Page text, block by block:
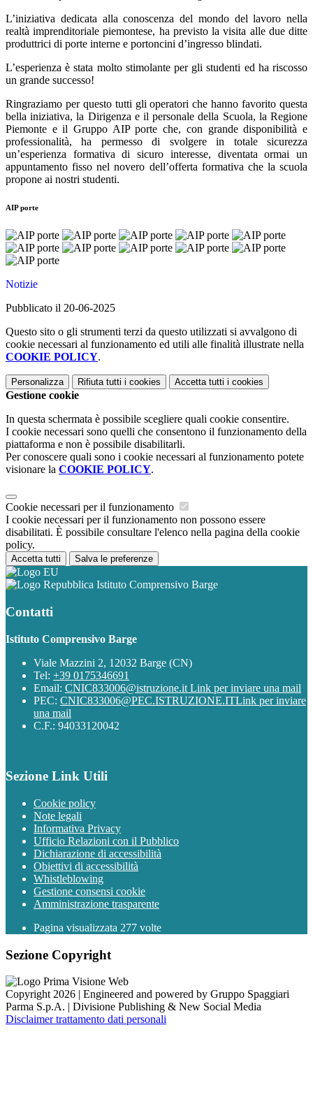
L’iniziativa dedicata alla conoscenza del mondo del lavoro nella
realtà imprenditoriale piemontese, ha previsto la visita alle due ditte
produttrici di porte interne e portoncini d’ingresso blindati.
L’esperienza è stata molto stimolante per gli studenti ed ha riscosso
un grande successo!
Ringraziamo per questo tutti gli operatori che hanno favorito questa
bella iniziativa, la Dirigenza e il personale della Scuola, la Regione
Piemonte e il Gruppo AIP porte che, con grande disponibilità e
professionalità, ha permesso di svolgere in totale sicurezza
un’esperienza formativa di sicuro interesse, diventata ormai un
appuntamento fisso nel novero dell’offerta formativa che la scuola
propone ai nostri studenti.
AIP porte
Notizie
Pubblicato il 20-06-2025
Questo sito o gli strumenti terzi da questo utilizzati si avvalgono di
cookie necessari al funzionamento ed utili alle finalità illustrate nella
COOKIE POLICY.
Personalizza Rifiuta tutti i cookies Accetta tutti i cookies
Gestione cookie
In questa schermata è possibile scegliere quali cookie consentire.
I cookie necessari sono quelli che consentono il funzionamento della
piattaforma e non è possibile disabilitarli.
Per conoscere quali sono i cookie necessari al funzionamento potete
visionare la COOKIE POLICY.
Cookie necessari per il funzionamento
I cookie necessari per il funzionamento non possono essere
disabilitati. È possibile consultare l'elenco nella pagina della cookie
policy.
Accetta tutti Salva le preferenze
Istituto Comprensivo Barge
Contatti
Istituto Comprensivo Barge
Viale Mazzini 2, 12032 Barge (CN)
Tel: +39 0175346691
Email: CNIC833006@istruzione.it Link per inviare una mail
PEC: CNIC833006@PEC.ISTRUZIONE.ITLink per inviare
una mail
C.F.: 94033120042
Sezione Link Utili
Cookie policy
Note legali
Informativa Privacy
Ufficio Relazioni con il Pubblico
Dichiarazione di accessibilità
Obiettivi di accessibilità
Whistleblowing
Gestione consensi cookie
Amministrazione trasparente
Pagina visualizzata 277 volte
Sezione Copyright
Copyright 2026 | Engineered and powered by Gruppo Spaggiari
Parma S.p.A. | Divisione Publishing & New Social Media
Disclaimer trattamento dati personali